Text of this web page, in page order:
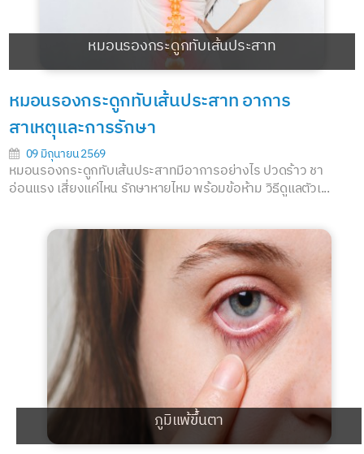
หมอนรองกระดูกทับเส้นประสาท
หมอนรองกระดูกทับเส้นประสาท อาการ
สาเหตุและการรักษา
09 มิถุนายน 2569
หมอนรองกระดูกทับเส้นประสาทมีอาการอย่างไร ปวดร้าว ชา
อ่อนแรง เสี่ยงแค่ไหน รักษาหายไหม พร้อมข้อห้าม วิธีดูแลตัวเ...
ภูมิแพ้ขึ้นตา